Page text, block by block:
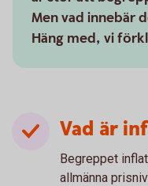
Men vad innebär
Häng med, vi
Vad är
Begreppet
allmänna